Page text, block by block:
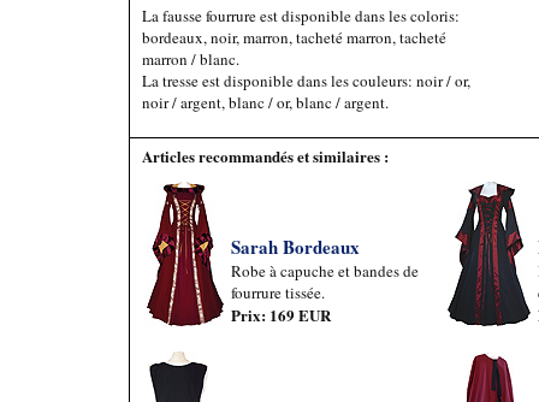
La fausse fourrure est disponible dans les coloris:
bordeaux, noir, marron, tacheté marron, tacheté
marron / blanc.
La tresse est disponible dans les couleurs: noir / or,
noir / argent, blanc / or, blanc / argent.
Articles recommandés et similaires :
Sarah Bordeaux
Robe à capuche et bandes de
fourrure tissée.
Prix: 169 EUR